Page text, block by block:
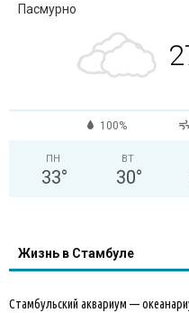
Пасмурно
100%
ПН
33°
ВТ
30°
Жизнь в Стамбуле
Стамбульский аквариум —